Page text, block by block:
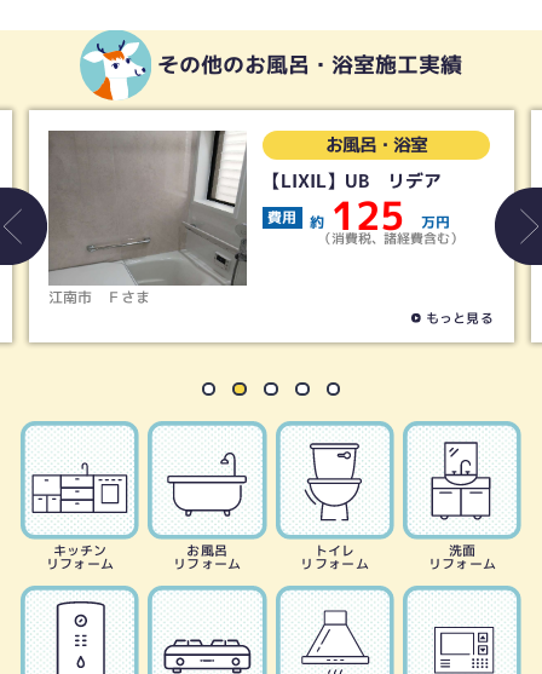
その他のお風呂・浴室施工実績
万円
経費含む）
お風呂・浴室
【タカラスタンダ
UB グランスパ
費用 約 200
（消費税、諸経
キッチン
リフォーム
お風呂
リフォーム
トイレ
リフォーム
洗面
リフォーム